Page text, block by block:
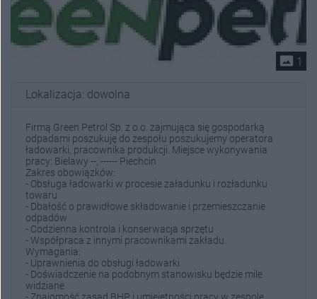
photo_size_select_actual 1
Lokalizacja: dowolna
Firmą Green Petrol Sp. z o.o. zajmująca się gospodarką
odpadami poszukuję do zespołu poszukujemy operatora
ładowarki, pracownika produkcji. Miejsce wykonywania
pracy: Bielawy --, ------ Piechcin
Zakres obowiązków:
- Obsługa ładowarki w procesie załadunku i rozładunku
towaru
- Dbałość o prawidłowe składowanie i przemieszczanie
odpadów
- Codzienna kontrola i konserwacja sprzętu
- Współpraca z innymi pracownikami zakładu.
Wymagania:
- Uprawnienia do obsługi ładowarki
- Doświadczenie na podobnym stanowisku będzie mile
widziane
- Znajomość zasad BHP i umiejętności pracy w zespole